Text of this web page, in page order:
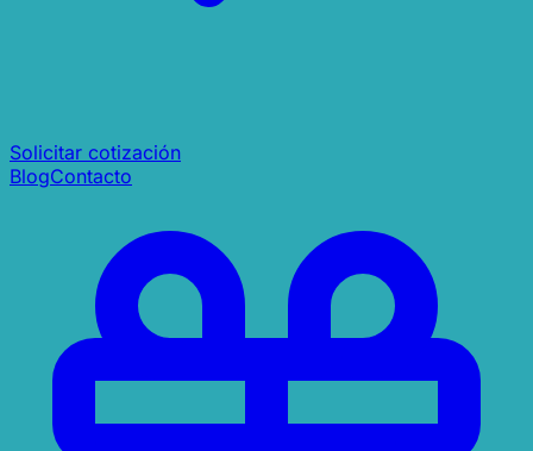
Solicitar cotización
BlogContacto